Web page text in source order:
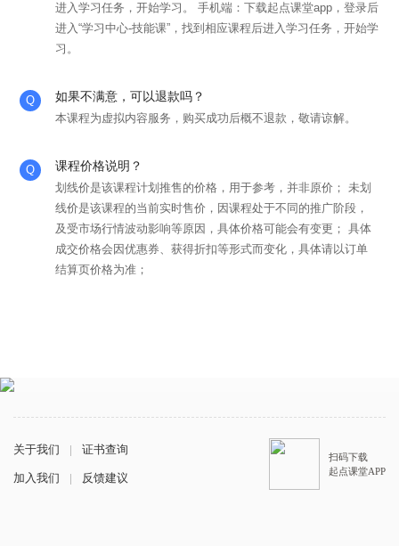
进入学习任务，开始学习。 手机端：下载起点课堂app，登录后
进入“学习中心-技能课”，找到相应课程后进入学习任务，开始学
习。
如果不满意，可以退款吗？
本课程为虚拟内容服务，购买成功后概不退款，敬请谅解。
课程价格说明？
划线价是该课程计划推售的价格，用于参考，并非原价； 未划
线价是该课程的当前实时售价，因课程处于不同的推广阶段，
及受市场行情波动影响等原因，具体价格可能会有变更； 具体
成交价格会因优惠券、获得折扣等形式而变化，具体请以订单
结算页价格为准；
关于我们 | 证书查询
加入我们 | 反馈建议
扫码下载
起点课堂APP